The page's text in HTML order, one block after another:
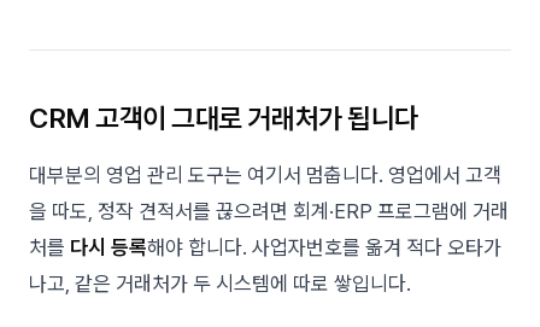
CRM 고객이 그대로 거래처가 됩니다
대부분의 영업 관리 도구는 여기서 멈춥니다. 영업에서 고객
을 따도, 정작 견적서를 끊으려면 회계·ERP 프로그램에 거래
처를 다시 등록해야 합니다. 사업자번호를 옮겨 적다 오타가
나고, 같은 거래처가 두 시스템에 따로 쌓입니다.